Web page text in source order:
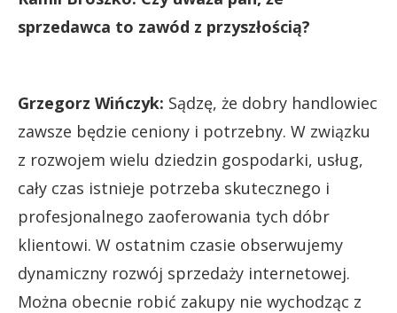
sprzedawca to zawód z przyszłością?
Grzegorz Wińczyk: Sądzę, że dobry handlowiec
zawsze będzie ceniony i potrzebny. W związku
z rozwojem wielu dziedzin gospodarki, usług,
cały czas istnieje potrzeba skutecznego i
profesjonalnego zaoferowania tych dóbr
klientowi. W ostatnim czasie obserwujemy
dynamiczny rozwój sprzedaży internetowej.
Można obecnie robić zakupy nie wychodząc z